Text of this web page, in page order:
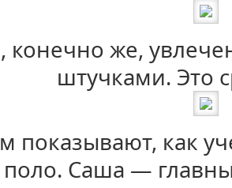
конечно же,
штучками. Это
показывают, как
поло. Саша —